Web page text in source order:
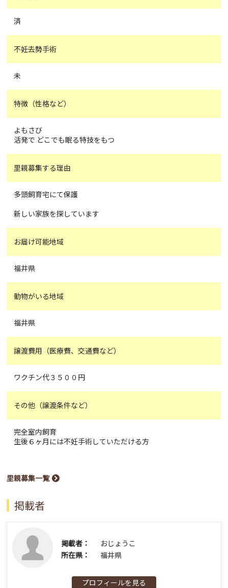
済
不妊去勢手術
未
特徴（性格など）
よもさび
活発で どこでも眠る特技をもつ
里親募集する理由
多頭飼育宅にて保護
新しい家族を探しています
お届け可能地域
福井県
動物がいる地域
福井県
譲渡費用（医療費、交通費など）
ワクチン代３５００円
その他（譲渡条件など）
完全室内飼育
生後６ヶ月には不妊手術していただける方
里親募集一覧
掲載者
掲載者：
おじょうこ
所在県：
福井県
プロフィールを見る